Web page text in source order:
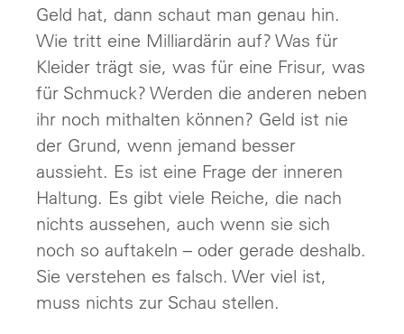
Geld hat, dann schaut man genau hin.
Wie tritt eine Milliardärin auf? Was für
Kleider trägt sie, was für eine Frisur, was
für Schmuck? Werden die anderen neben
ihr noch mithalten können? Geld ist nie
der Grund, wenn jemand besser
aussieht. Es ist eine Frage der inneren
Haltung. Es gibt viele Reiche, die nach
nichts aussehen, auch wenn sie sich
noch so auftakeln – oder gerade deshalb.
Sie verstehen es falsch. Wer viel ist,
muss nichts zur Schau stellen.